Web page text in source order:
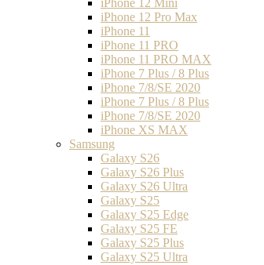
iPhone 12 Mini
iPhone 12 Pro Max
iPhone 11
iPhone 11 PRO
iPhone 11 PRO MAX
iPhone 7 Plus / 8 Plus
iPhone 7/8/SE 2020
iPhone 7 Plus / 8 Plus
iPhone 7/8/SE 2020
iPhone XS MAX
Samsung
Galaxy S26
Galaxy S26 Plus
Galaxy S26 Ultra
Galaxy S25
Galaxy S25 Edge
Galaxy S25 FE
Galaxy S25 Plus
Galaxy S25 Ultra